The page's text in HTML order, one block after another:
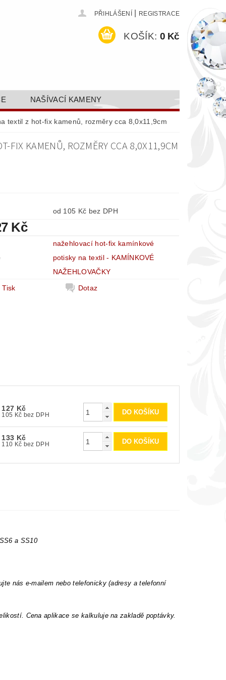
PŘIHLÁŠENÍ REGISTRACE
KOŠÍK: 0 Kč
NAŠÍVACÍ KAMENY
A SLEVY GALERIE
textil z hot-fix kamenů, rozměry cca 8,0x11,9cm
FIX KAMENŮ, ROZMĚRY CCA 8,0X11,9CM
od 105 Kč bez DPH
Kč
nažehlovací hot-fix kamínkové
potisky na textil - KAMÍNKOVÉ
NAŽEHLOVAČKY
Tisk
Dotaz
127 Kč
105 Kč bez DPH
133 Kč
110 Kč bez DPH
a SS10
nás e-mailem nebo telefonicky (adresy a telefonní
Cena aplikace se kalkuluje na zakladě poptávky.